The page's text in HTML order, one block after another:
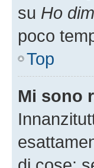
su Ho
poco
Top
Mi sono